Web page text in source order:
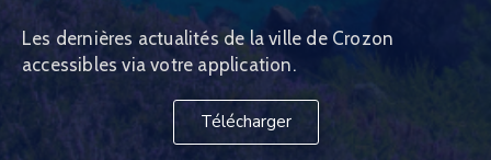
Les dernières actualités de la ville de Crozon
accessibles via votre application.
Télécharger